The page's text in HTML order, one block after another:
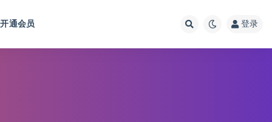
开通会员 登录